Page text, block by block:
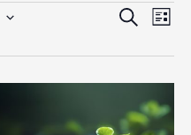
et
Recherche
de
Liste